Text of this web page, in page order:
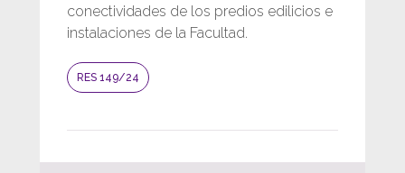
conectividades de los predios edilicios e
instalaciones de la Facultad.
RES 149/24